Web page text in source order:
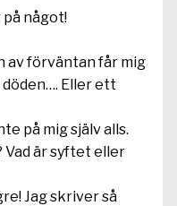
på något!
av förväntan får mig
Eller ett
på mig själv alls.
Vad är syftet eller
Jag skriver så